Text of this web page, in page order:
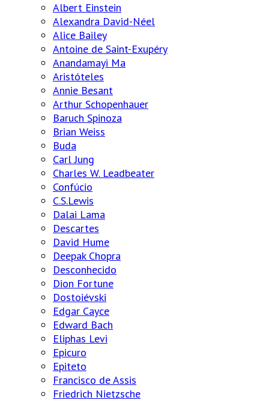
Albert Einstein
Alexandra David-Néel
Alice Bailey
Antoine de Saint-Exupéry
Anandamayi Ma
Aristóteles
Annie Besant
Arthur Schopenhauer
Baruch Spinoza
Brian Weiss
Buda
Carl Jung
Charles W. Leadbeater
Confúcio
C.S.Lewis
Dalai Lama
Descartes
David Hume
Deepak Chopra
Desconhecido
Dion Fortune
Dostoiévski
Edgar Cayce
Edward Bach
Eliphas Levi
Epicuro
Epiteto
Francisco de Assis
Friedrich Nietzsche